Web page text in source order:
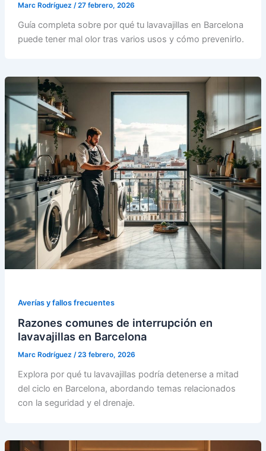
Marc Rodríguez /27 febrero, 2026
Guía completa sobre por qué tu lavavajillas en Barcelona
puede tener mal olor tras varios usos y cómo prevenirlo.
Averías y fallos frecuentes
Razones comunes de interrupción en
lavavajillas en Barcelona
Marc Rodríguez /23 febrero, 2026
Explora por qué tu lavavajillas podría detenerse a mitad
del ciclo en Barcelona, abordando temas relacionados
con la seguridad y el drenaje.